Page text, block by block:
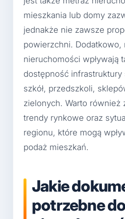
mieszkania lub domy
jednakże nie zawsze
powierzchni. Dodatkowo,
nieruchomości wpływają
dostępność infrastruktury
szkół, przedszkoli,
zielonych. Warto również
trendy rynkowe oraz
regionu, które mogą
podaż mieszkań.
Jakie
potrzebne